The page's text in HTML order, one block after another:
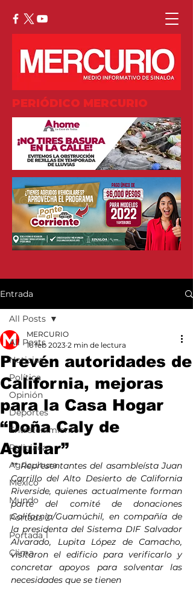
PERIÓDICO MERCURIO
Entrada
All Posts
Noticias
Política
Opinión
Deportes
Entretenimiento
Policiaca
Agricultura
México
Mundo
Portada 2
Portada 1
Clima
All Posts
Prevén autoridades de
California, mejoras
para la Casa Hogar
“Doña Caly de
Aguilar”
MERCURIO
16 feb 2023 2 min de lectura
** Representantes del asambleísta Juan
Carrillo del Alto Desierto de California
Riverside, quienes actualmente forman
parte del comité de donaciones
California/Guamúchil, en compañía de
la presidenta del Sistema DIF Salvador
Alvarado, Lupita López de Camacho,
visitaron el edificio para verificarlo y
concretar apoyos para solventar las
necesidades que se tienen